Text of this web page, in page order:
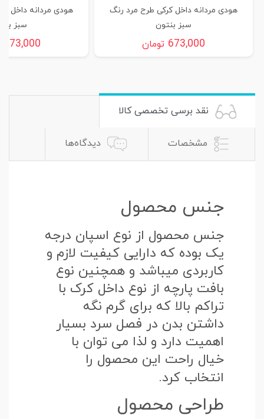
هودی مردانه داخل کرکی طرح مرد رنگ
سبز بنتون
673,000 تومان
هودی مردانه داخل
سبز
673,000
نقد برسی تخصصی کالا
مشخصات دیدگاه‌ها
جنس محصول
جنس محصول از نوع اسپان درجه
یک بوده که دارایی کیفیت لازم و
کاربردی میباشد و همچنین نوع
بافت پارچه از نوع داخل کرک با
تراکم بالا که برای گرم نگه
داشتن بدن در فصل سرد بسیار
اهمیت دارد و لذا می توان با
خیال راحت این محصول را
انتخاب کرد.
طراحی محصول